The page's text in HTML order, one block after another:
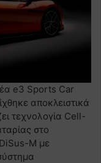
e3 Sports Car
αποκλειστικά
τεχνολογία Cell-
στο
M με